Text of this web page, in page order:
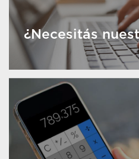
¿Necesitás